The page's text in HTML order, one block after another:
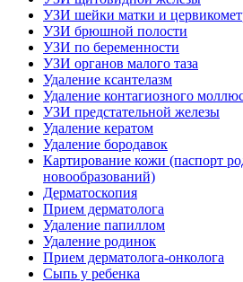
УЗИ шейки матки и
УЗИ брюшной полости
УЗИ по беременности
УЗИ органов малого таза
Удаление ксантелазм
Удаление контагиозного
УЗИ предстательной железы
Удаление кератом
Удаление бородавок
Картирование кожи (паспорт
новообразований)
Дерматоскопия
Прием дерматолога
Удаление папиллом
Удаление родинок
Прием дерматолога-онколога
Сыпь у ребенка